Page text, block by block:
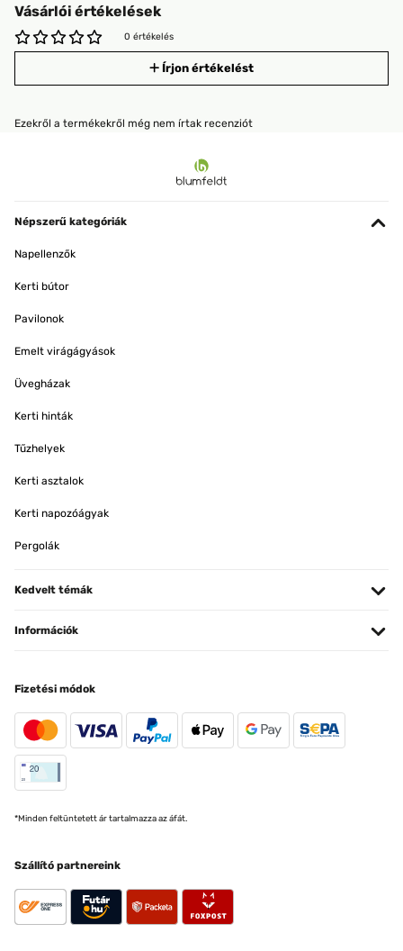
Vásárlói értékelések
0 értékelés
Írjon értékelést
Ezekről a termékekről még nem írtak recenziót
Népszerű kategóriák
Napellenzők
Kerti bútor
Pavilonok
Emelt virágágyások
Üvegházak
Kerti hinták
Tűzhelyek
Kerti asztalok
Kerti napozóágyak
Pergolák
Kedvelt témák
Információk
Fizetési módok
*Minden feltüntetett ár tartalmazza az áfát.
Szállító partnereink